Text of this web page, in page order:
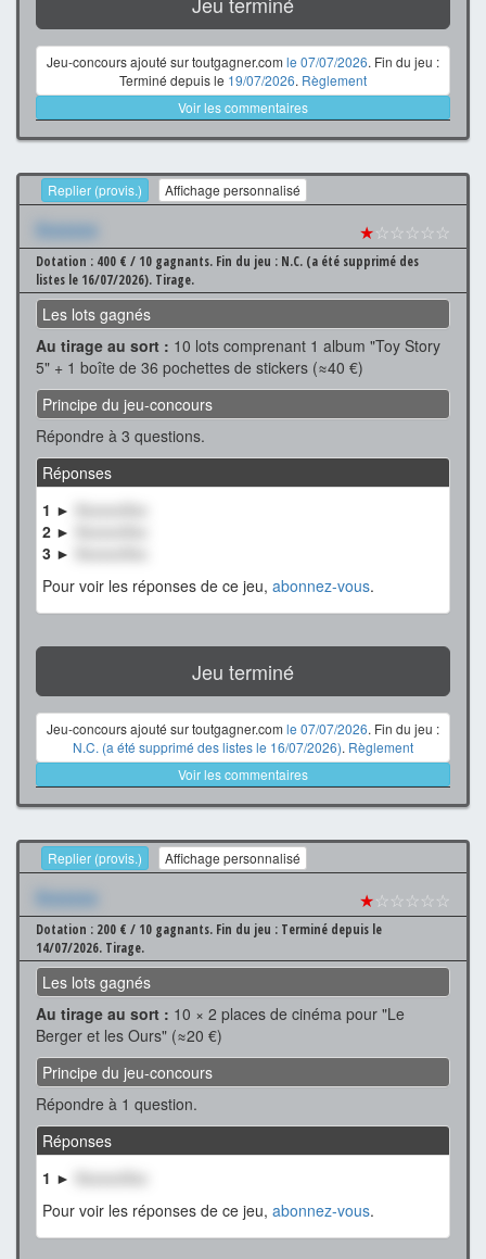
Jeu-concours ajouté sur toutgagner.com le 07/07/2026. Fin du jeu :
Terminé depuis le 19/07/2026. Règlement
Voir les commentaires
Replier (provis.) Affichage personnalisé
Xxxxxxx ★☆☆☆☆☆
Dotation : 400 € / 10 gagnants. Fin du jeu : N.C. (a été supprimé des
listes le 16/07/2026). Tirage.
Les lots gagnés
Au tirage au sort : 10 lots comprenant 1 album "Toy Story
5" + 1 boîte de 36 pochettes de stickers (≈40 €)
Principe du jeu-concours
Répondre à 3 questions.
Réponses
1 ►
2 ►
3 ►
Pour voir les réponses de ce jeu, abonnez-vous.
Jeu terminé
Jeu-concours ajouté sur toutgagner.com le 07/07/2026. Fin du jeu :
N.C. (a été supprimé des listes le 16/07/2026). Règlement
Voir les commentaires
Replier (provis.) Affichage personnalisé
Xxxxxxx ★☆☆☆☆☆
Dotation : 200 € / 10 gagnants. Fin du jeu : Terminé depuis le
14/07/2026. Tirage.
Les lots gagnés
Au tirage au sort : 10 × 2 places de cinéma pour "Le
Berger et les Ours" (≈20 €)
Principe du jeu-concours
Répondre à 1 question.
Réponses
1 ►
XxxxxxXxx
Pour voir les réponses de ce jeu, abonnez-vous.